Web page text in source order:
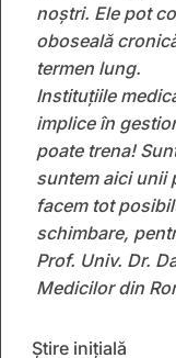
noștri. Ele pot
oboseală
termen lung.
Instituțiile
implice în
poate trena!
suntem aici unii
facem tot
schimbare,
Prof. Univ. Dr.
Medicilor din
Știre inițială